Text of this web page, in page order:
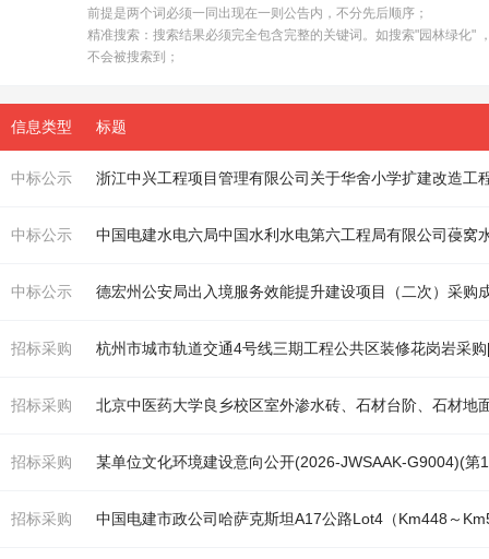
前提是两个词必须一同出现在一则公告内，不分先后顺序；
精准搜索：搜索结果必须完全包含完整的关键词。如搜索"园林绿化"
不会被搜索到；
信息类型 标题
中标公示
中标公示
中标公示 德宏州公安局出入境服务效能提升建设项目（二次）采购
招标采购 杭州市城市轨道交通4号线三期工程公共区装修花岗岩采
招标采购 北京中医药大学良乡校区室外渗水砖、石材台阶、石材地
招标采购 某单位文化环境建设意向公开(2026-JWSAAK-G9004)(第
招标采购